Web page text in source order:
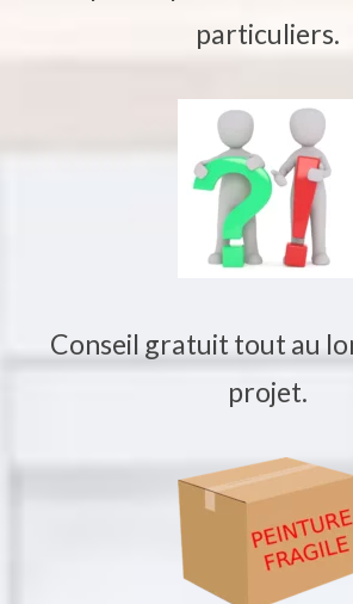
particuliers.
Conseil gratuit tout au
projet.